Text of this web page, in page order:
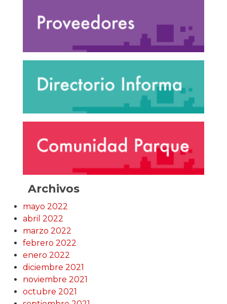
Archivos
mayo 2022
abril 2022
marzo 2022
febrero 2022
enero 2022
diciembre 2021
noviembre 2021
octubre 2021